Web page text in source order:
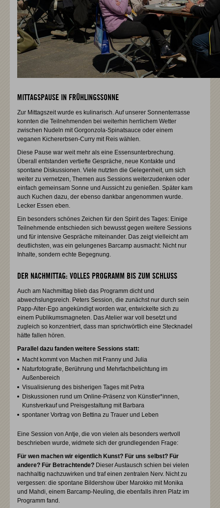
MITTAGSPAUSE IN FRÜHLINGSSONNE
Zur Mittagszeit wurde es kulinarisch. Auf unserer Sonnenterrasse
konnten die Teilnehmenden bei weiterhin herrlichem Wetter
zwischen Nudeln mit Gorgonzola-Spinatsauce oder einem
veganen Kichererbsen-Curry mit Reis wählen.
Diese Pause war weit mehr als eine Essensunterbrechung.
Überall entstanden vertiefte Gespräche, neue Kontakte und
spontane Diskussionen. Viele nutzten die Gelegenheit, um sich
weiter zu vernetzen, Themen aus Sessions weiterzudenken oder
einfach gemeinsam Sonne und Aussicht zu genießen. Später kam
auch Kuchen dazu, der ebenso dankbar angenommen wurde.
Lecker Essen eben.
Ein besonders schönes Zeichen für den Spirit des Tages: Einige
Teilnehmende entschieden sich bewusst gegen weitere Sessions
und für intensive Gespräche miteinander. Das zeigt vielleicht am
deutlichsten, was ein gelungenes Barcamp ausmacht: Nicht nur
Inhalte, sondern echte Begegnung.
DER NACHMITTAG: VOLLES PROGRAMM BIS ZUM SCHLUSS
Auch am Nachmittag blieb das Programm dicht und
abwechslungsreich. Peters Session, die zunächst nur durch sein
Papp-Alter-Ego angekündigt worden war, entwickelte sich zu
einem Publikumsmagneten. Das Atelier war voll besetzt und
zugleich so konzentriert, dass man sprichwörtlich eine Stecknadel
hätte fallen hören.
Parallel dazu fanden weitere Sessions statt:
Macht kommt von Machen mit Franny und Julia
Naturfotografie, Berührung und Mehrfachbelichtung im
Außenbereich
Visualisierung des bisherigen Tages mit Petra
Diskussionen rund um Online-Präsenz von Künstler*innen,
Kunstverkauf und Preisgestaltung mit Barbara
spontaner Vortrag von Bettina zu Trauer und Leben
Eine Session von Antje, die von vielen als besonders wertvoll
beschrieben wurde, widmete sich der grundlegenden Frage:
Für wen machen wir eigentlich Kunst? Für uns selbst? Für
andere? Für Betrachtende? Dieser Austausch schien bei vielen
nachhaltig nachzuwirken und traf einen zentralen Nerv. Nicht zu
vergessen: die spontane Bildershow über Marokko mit Monika
und Mahdi, einem Barcamp-Neuling, die ebenfalls ihren Platz im
Programm fand.